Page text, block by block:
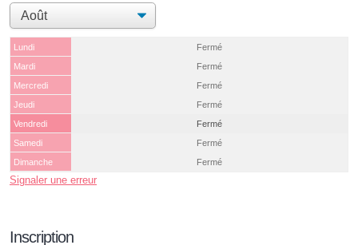
Lundi
Fermé
Mardi
Fermé
Mercredi
Fermé
Jeudi
Fermé
Vendredi
Fermé
Samedi
Fermé
Dimanche
Fermé
Signaler une erreur
Inscription